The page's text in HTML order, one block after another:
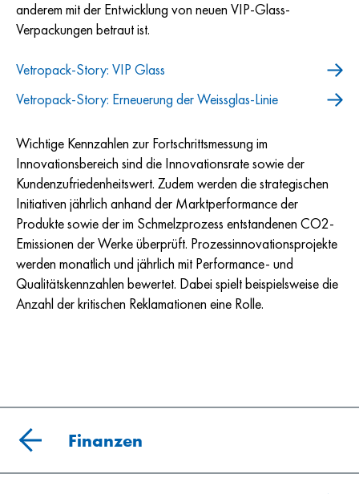
anderem mit der Entwicklung von neuen VIP-Glass-
Verpackungen betraut ist.
Vetropack-Story: VIP Glass
Vetropack-Story: Erneuerung der Weissglas-Linie
Wichtige Kennzahlen zur Fortschrittsmessung im
Innovationsbereich sind die Innovationsrate sowie der
Kundenzufriedenheitswert. Zudem werden die strategischen
Initiativen jährlich anhand der Marktperformance der
Produkte sowie der im Schmelzprozess entstandenen CO2-
Emissionen der Werke überprüft. Prozessinnovationsprojekte
werden monatlich und jährlich mit Performance- und
Qualitätskennzahlen bewertet. Dabei spielt beispielsweise die
Anzahl der kritischen Reklamationen eine Rolle.
Finanzen